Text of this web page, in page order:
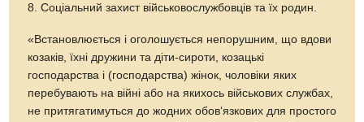
8. Соціальний захист військовослужбовців та їх родин.
«Встановлюється і оголошується непорушним, що вдови
козаків, їхні дружини та діти-сироти, козацькі
господарства і (господарства) жінок, чоловіки яких
перебувають на війні або на якихось військових службах,
не притягатимуться до жодних обов‘язкових для простого